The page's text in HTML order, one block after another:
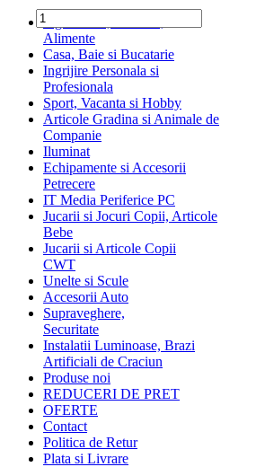
Ingrediente, Dulciuri,
Alimente
Casa, Baie si Bucatarie
Ingrijire Personala si
Profesionala
Sport, Vacanta si Hobby
Articole Gradina si Animale de
Companie
Iluminat
Echipamente si Accesorii
Petrecere
IT Media Periferice PC
Jucarii si Jocuri Copii, Articole
Bebe
Jucarii si Articole Copii
CWT
Unelte si Scule
Accesorii Auto
Supraveghere,
Securitate
Instalatii Luminoase, Brazi
Artificiali de Craciun
Produse noi
REDUCERI DE PRET
OFERTE
Contact
Politica de Retur
Plata si Livrare